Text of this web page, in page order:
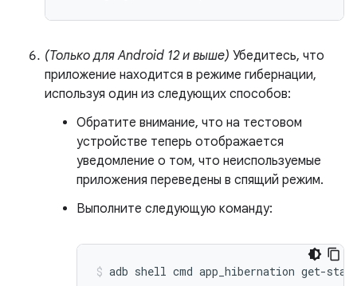
(Только для Android 12 и выше) Убедитесь, что
приложение находится в режиме гибернации,
используя один из следующих способов:
Обратите внимание, что на тестовом
устройстве теперь отображается
уведомление о том, что неиспользуемые
приложения переведены в спящий режим.
Выполните следующую команду:
adb shell cmd app_hibernation get-